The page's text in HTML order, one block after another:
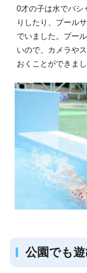
0才の子は水でバシ
りしたり、プール
でいました。プー
いので、カメラや
おくことができまし
公園でも遊